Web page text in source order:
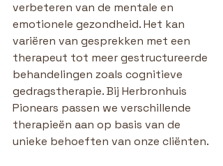
verbeteren van de mentale en
emotionele gezondheid. Het kan
variëren van gesprekken met een
therapeut tot meer gestructureerde
behandelingen zoals cognitieve
gedragstherapie. Bij Herbronhuis
Pionears passen we verschillende
therapieën aan op basis van de
unieke behoeften van onze cliënten.